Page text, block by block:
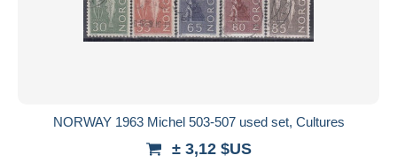
NORWAY 1963 Michel 503-507 used set, Cultures
± 3,12 $US